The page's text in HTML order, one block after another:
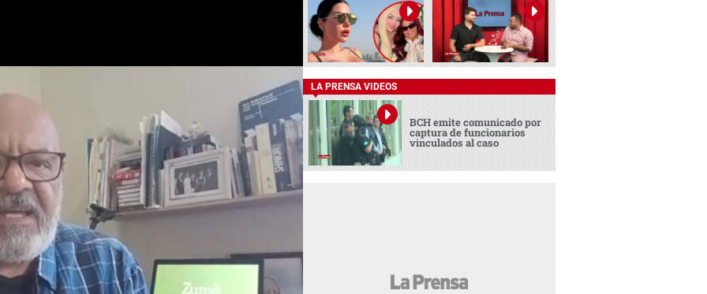
LA PRENSA VIDEOS
BCH emite comunicado por
captura de funcionarios
vinculados al caso